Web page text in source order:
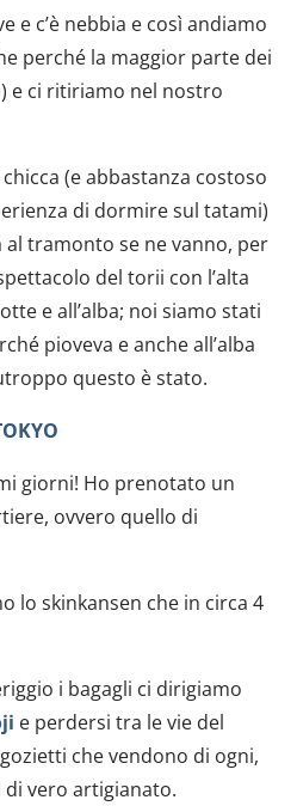
e c’è nebbia e così andiamo
perché la maggior parte dei
e ci ritiriamo nel nostro
(e abbastanza costoso
di dormire sul tatami)
tramonto se ne vanno, per
del torii con l’alta
e all’alba; noi siamo stati
pioveva e anche all’alba
questo è stato.
giorni! Ho prenotato un
ovvero quello di
lo skinkansen che in circa 4
i bagagli ci dirigiamo
e perdersi tra le vie del
che vendono di ogni,
vero artigianato.